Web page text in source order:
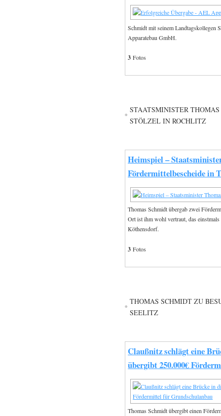
Schmidt mit seinem Landtagskollegen
Apparatebau GmbH.
3 Fotos
STAATSMINISTER
STÖLZEL IN ROCHLITZ
Heimspiel –
Fördermittelbescheide in
Thomas Schmidt übergab zwei
Ort ist ihm wohl vertraut, das
Köthensdorf.
3 Fotos
THOMAS SCHMIDT ZU
SEELITZ
Claußnitz schlägt eine
übergibt 250.000€
Thomas Schmidt übergibt einen